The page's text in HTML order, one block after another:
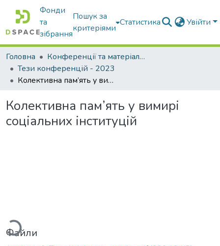
Фонди
та
зібрання
Пошук за
критеріями
Статистика Увійти
Головна
Конференції та матеріали конференцій
Тези конференцій - 2023
Колективна пам’ять у вимирі соціальних інституцій
Колективна пам’ять у вимирі
соціальних інституцій
Файли